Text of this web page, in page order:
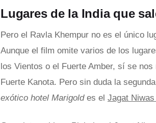
Lugares de la India que
Pero el Ravla Khempur no es el único
Aunque el film omite varios de los
los Vientos o el Fuerte Amber, sí se
Fuerte Kanota. Pero sin duda la
exótico hotel Marigold es el Jagat Niwas